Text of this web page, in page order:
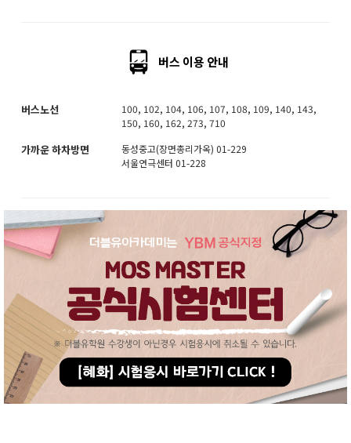
버스 이용 안내
버스노선
100, 102, 104, 106, 107, 108, 109, 140, 143,
150, 160, 162, 273, 710
가까운 하차방면
동성중고(장면총리가옥) 01-229
서울연극센터 01-228